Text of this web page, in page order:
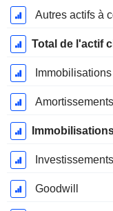
Autres actifs à
Total de l'actif
Goodwill